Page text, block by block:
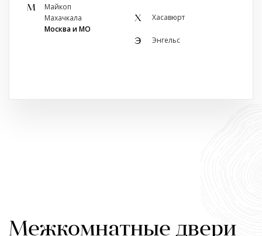
М
Майкоп
Махачкала
Москва и МО
Х Хасавюрт
Э Энгельс
Межкомнатные двери